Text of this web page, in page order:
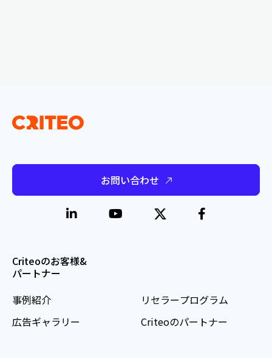
お問い合わせ
Criteoのお客様&
パートナー
事例紹介
広告ギャラリー
リセラープログラム
Criteoのパートナー